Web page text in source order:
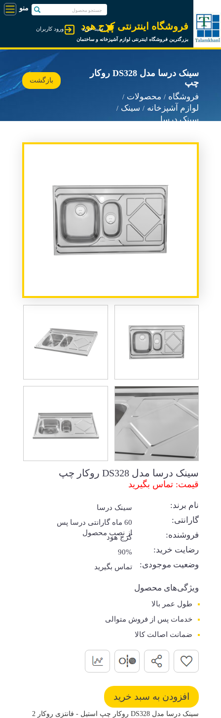
فروشگاه اینترنتی کرج هود
بزرگترین فروشگاه اینترنتی لوازم آشپزخانه و ساختمان
ورود کاربران سبد خرید
سینک درسا مدل DS328 روکار
چپ
فروشگاه
محصولات
لوازم آشپزخانه
سینک
سینک درسا
بازگشت
سینک درسا مدل DS328 روکار چپ
قیمت: تماس بگیرید
نام برند: سینک درسا
گارانتی:
60 ماه گارانتی درسا پس
از نصب محصول
فروشنده: کرج هود
رضایت خرید: 90%
وضعیت موجودی: تماس بگیرید
ویژگی‌های محصول
طول عمر بالا
خدمات پس از فروش متوالی
ضمانت اصالت کالا
سینک درسا مدل DS328 روکار چپ استیل - فانتزی روکار 2